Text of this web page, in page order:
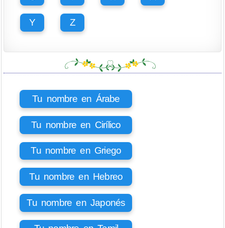
Y Z
Tu nombre en Árabe
Tu nombre en Cirílico
Tu nombre en Griego
Tu nombre en Hebreo
Tu nombre en Japonés